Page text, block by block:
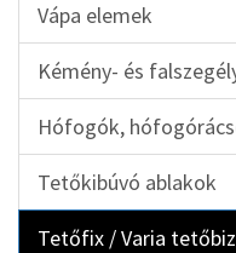
Vápa elemek
Kémény- és
Hófogók,
Tetőkibúvó ablakok
Tetőfix / Varia